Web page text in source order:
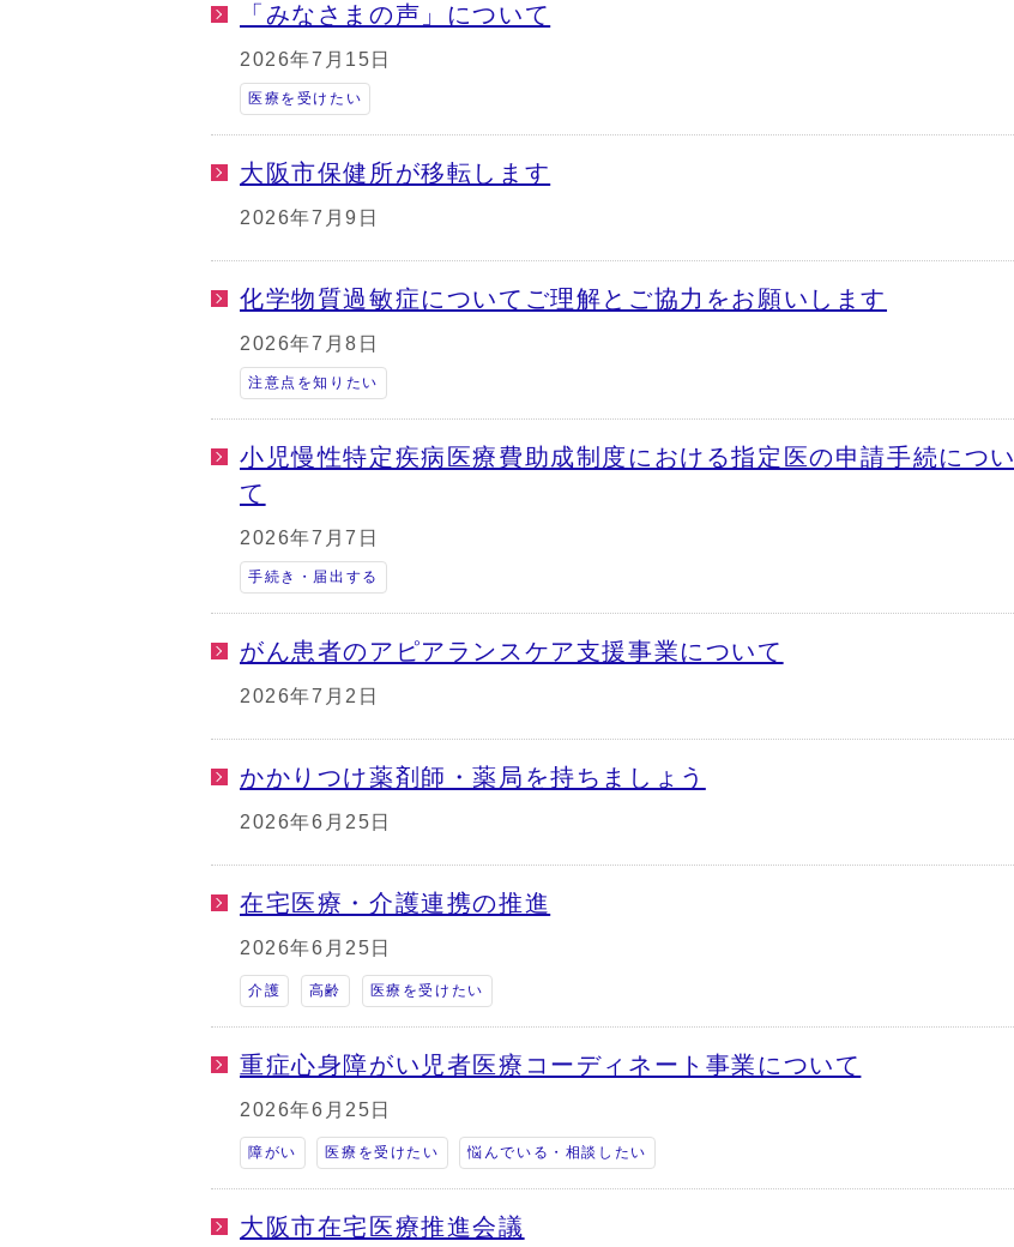
「みなさまの声」について
2026年7月15日
医療を受けたい
大阪市保健所が移転します
2026年7月9日
化学物質過敏症についてご理解とご協力をお願いします
2026年7月8日
注意点を知りたい
小児慢性特定疾病医療費助成制度における指定医の申請手続につい
て
2026年7月7日
手続き・届出する
がん患者のアピアランスケア支援事業について
2026年7月2日
かかりつけ薬剤師・薬局を持ちましょう
2026年6月25日
在宅医療・介護連携の推進
2026年6月25日
介護 高齢 医療を受けたい
重症心身障がい児者医療コーディネート事業について
2026年6月25日
障がい 医療を受けたい 悩んでいる・相談したい
大阪市在宅医療推進会議